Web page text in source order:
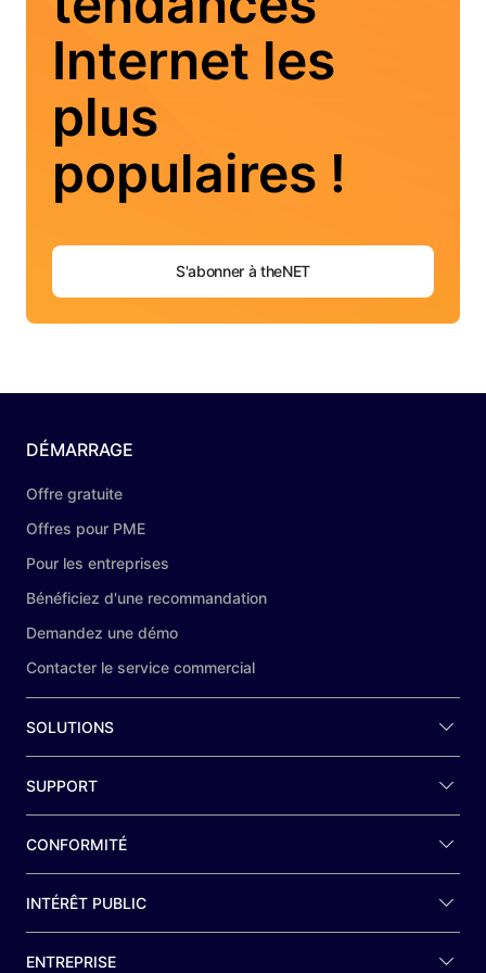
Internet les
plus
populaires !
S'abonner à theNET
DÉMARRAGE
Offre gratuite
Offres pour PME
Pour les entreprises
Bénéficiez d'une recommandation
Demandez une démo
Contacter le service commercial
SOLUTIONS
SUPPORT
CONFORMITÉ
INTÉRÊT PUBLIC
ENTREPRISE